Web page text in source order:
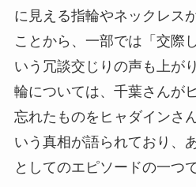
に見える指輪やネックレス
ことから、一部では「交際
いう冗談交じりの声も上が
輪については、千葉さんが
忘れたものをヒャダインさ
いう真相が語られており、
としてのエピソードの一つで